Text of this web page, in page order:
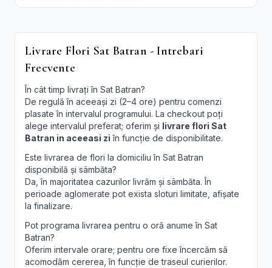
Livrare Flori Sat Batran - Intrebari
Frecvente
În cât timp livrați în Sat Batran?
De regulă în aceeași zi (2–4 ore) pentru comenzi
plasate în intervalul programului. La checkout poți
alege intervalul preferat; oferim și livrare flori Sat
Batran in aceeasi zi în funcție de disponibilitate.
Este livrarea de flori la domiciliu în Sat Batran
disponibilă și sâmbăta?
Da, în majoritatea cazurilor livrăm și sâmbăta. În
perioade aglomerate pot exista sloturi limitate, afișate
la finalizare.
Pot programa livrarea pentru o oră anume în Sat
Batran?
Oferim intervale orare; pentru ore fixe încercăm să
acomodăm cererea, în funcție de traseul curierilor.